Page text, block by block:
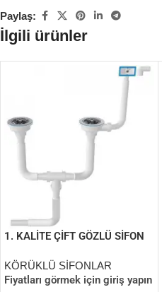
Paylaş:
İlgili ürünler
1. KALİTE ÇİFT GÖZLÜ SİFON
KÖRÜKLÜ SİFONLAR
Fiyatları görmek için giriş yapın